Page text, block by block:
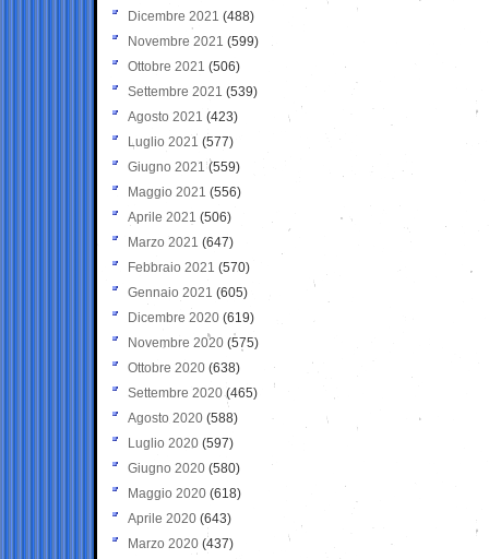
Dicembre 2021 (488)
Novembre 2021 (599)
Ottobre 2021 (506)
Settembre 2021 (539)
Agosto 2021 (423)
Luglio 2021 (577)
Giugno 2021(559)
Maggio 2021 (556)
Aprile 2021 (506)
Marzo 2021 (647)
Febbraio 2021 (570)
Gennaio 2021 (605)
Dicembre 2020 (619)
Novembre 2020 (575)
Ottobre 2020 (638)
Settembre 2020(465)
Agosto 2020 (588)
Luglio 2020 (597)
Giugno 2020 (580)
Maggio 2020 (618)
Aprile 2020 (643)
Marzo 2020 (437)